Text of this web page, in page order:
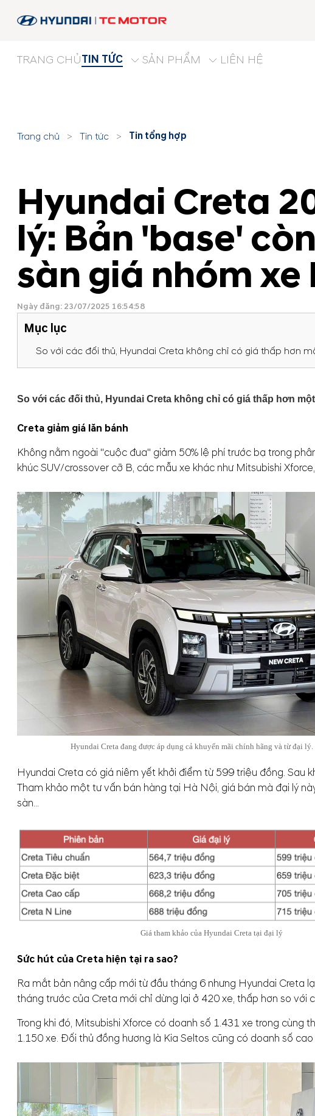
TRANG CHỦTIN TỨC SẢN PHẨM LIÊN HỆ
Trang chủ > Tin tức > Tin tổng hợp
Hyundai Creta
lý: Bản 'base'
sàn giá nhóm
Ngày đăng: 23/07/2025 16:54:58
Mục lục
So với các đối thủ, Hyundai Creta không chỉ có giá thấp hơn
So với các đối thủ, Hyundai Creta không chỉ có giá thấp hơn
Creta giảm giá lăn bánh
Không nằm ngoài "cuộc đua" giảm 50% lệ phí trước bạ trong
khúc SUV/crossover cỡ B, các mẫu xe khác như Mitsubishi
Hyundai Creta đang được áp dụng cả khuyến mãi chính hãng và từ đại
Hyundai Creta có giá niêm yết khởi điểm từ 599 triệu đồng. Sau
Tham khảo một tư vấn bán hàng tại Hà Nội, giá bán mà đại lý
sàn...
Giá tham khảo của Hyundai Creta tại đại lý
Sức hút của Creta hiện tại ra sao?
Ra mắt bản nâng cấp mới từ đầu tháng 6 nhưng Hyundai Creta
tháng trước của Creta mới chỉ dừng lại ở 420 xe, thấp hơn so với
Trong khi đó, Mitsubishi Xforce có doanh số 1.431 xe trong cùng
1.150 xe. Đối thủ đồng hương là Kia Seltos cũng có doanh số